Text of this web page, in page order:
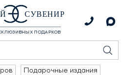
СУВЕНИР
ПОДАРКОВ
Подарочные издания